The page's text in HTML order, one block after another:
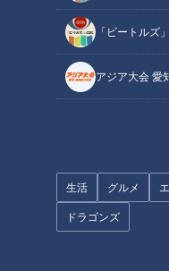
「ビートルズ
アジア大会 愛
生活 グルメ
ドラゴンズ
映え～！な男が、映えづく
あの街へ！ 名言・格言も